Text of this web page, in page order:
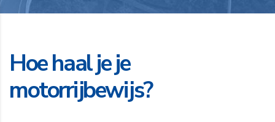
Hoe haal je je
motorrijbewijs?